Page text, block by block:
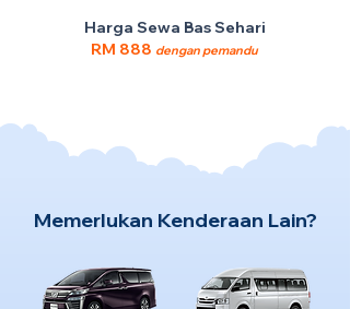
Harga Sewa Bas Sehari
RM 888 dengan pemandu
Memerlukan Kenderaan Lain?